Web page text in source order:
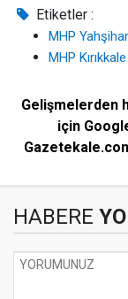
Etiketler :
MHP
MHP
Gelişmelerden
için
HABERE